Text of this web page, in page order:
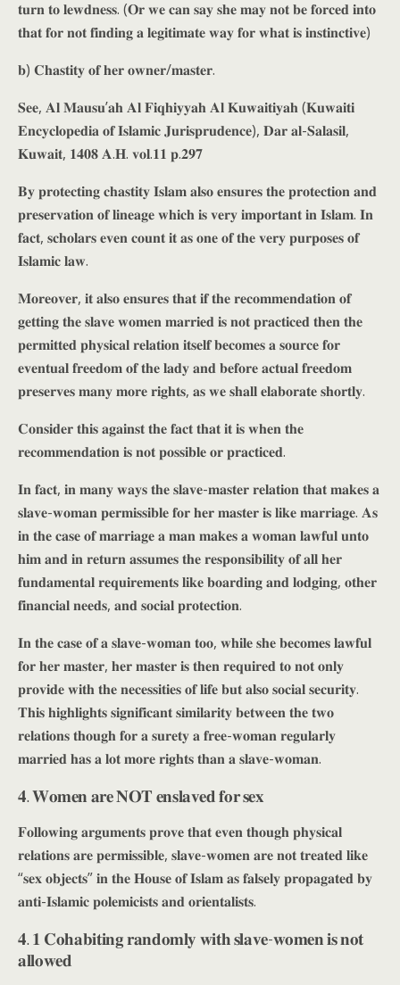
𝐭𝐮𝐫𝐧 𝐭𝐨 𝐥𝐞𝐰𝐝𝐧𝐞𝐬𝐬. (𝐎𝐫 𝐰𝐞 𝐜𝐚𝐧 𝐬𝐚𝐲 𝐬𝐡𝐞 𝐦𝐚𝐲 𝐧𝐨𝐭 𝐛𝐞 𝐟𝐨𝐫𝐜𝐞𝐝 𝐢𝐧𝐭𝐨
𝐭𝐡𝐚𝐭 𝐟𝐨𝐫 𝐧𝐨𝐭 𝐟𝐢𝐧𝐝𝐢𝐧𝐠 𝐚 𝐥𝐞𝐠𝐢𝐭𝐢𝐦𝐚𝐭𝐞 𝐰𝐚𝐲 𝐟𝐨𝐫 𝐰𝐡𝐚𝐭 𝐢𝐬 𝐢𝐧𝐬𝐭𝐢𝐧𝐜𝐭𝐢𝐯𝐞)
𝐛) 𝐂𝐡𝐚𝐬𝐭𝐢𝐭𝐲 𝐨𝐟 𝐡𝐞𝐫 𝐨𝐰𝐧𝐞𝐫/𝐦𝐚𝐬𝐭𝐞𝐫.
𝐒𝐞𝐞, 𝐀𝐥 𝐌𝐚𝐮𝐬𝐮’𝐚𝐡 𝐀𝐥 𝐅𝐢𝐪𝐡𝐢𝐲𝐲𝐚𝐡 𝐀𝐥 𝐊𝐮𝐰𝐚𝐢𝐭𝐢𝐲𝐚𝐡 (𝐊𝐮𝐰𝐚𝐢𝐭𝐢
𝐄𝐧𝐜𝐲𝐜𝐥𝐨𝐩𝐞𝐝𝐢𝐚 𝐨𝐟 𝐈𝐬𝐥𝐚𝐦𝐢𝐜 𝐉𝐮𝐫𝐢𝐬𝐩𝐫𝐮𝐝𝐞𝐧𝐜𝐞), 𝐃𝐚𝐫 𝐚𝐥-𝐒𝐚𝐥𝐚𝐬𝐢𝐥,
𝐊𝐮𝐰𝐚𝐢𝐭, 𝟏𝟒𝟎𝟖 𝐀.𝐇. 𝐯𝐨𝐥.𝟏𝟏 𝐩.𝟐𝟗𝟕
𝐁𝐲 𝐩𝐫𝐨𝐭𝐞𝐜𝐭𝐢𝐧𝐠 𝐜𝐡𝐚𝐬𝐭𝐢𝐭𝐲 𝐈𝐬𝐥𝐚𝐦 𝐚𝐥𝐬𝐨 𝐞𝐧𝐬𝐮𝐫𝐞𝐬 𝐭𝐡𝐞 𝐩𝐫𝐨𝐭𝐞𝐜𝐭𝐢𝐨𝐧 𝐚𝐧𝐝
𝐩𝐫𝐞𝐬𝐞𝐫𝐯𝐚𝐭𝐢𝐨𝐧 𝐨𝐟 𝐥𝐢𝐧𝐞𝐚𝐠𝐞 𝐰𝐡𝐢𝐜𝐡 𝐢𝐬 𝐯𝐞𝐫𝐲 𝐢𝐦𝐩𝐨𝐫𝐭𝐚𝐧𝐭 𝐢𝐧 𝐈𝐬𝐥𝐚𝐦. 𝐈𝐧
𝐟𝐚𝐜𝐭, 𝐬𝐜𝐡𝐨𝐥𝐚𝐫𝐬 𝐞𝐯𝐞𝐧 𝐜𝐨𝐮𝐧𝐭 𝐢𝐭 𝐚𝐬 𝐨𝐧𝐞 𝐨𝐟 𝐭𝐡𝐞 𝐯𝐞𝐫𝐲 𝐩𝐮𝐫𝐩𝐨𝐬𝐞𝐬 𝐨𝐟
𝐈𝐬𝐥𝐚𝐦𝐢𝐜 𝐥𝐚𝐰.
𝐌𝐨𝐫𝐞𝐨𝐯𝐞𝐫, 𝐢𝐭 𝐚𝐥𝐬𝐨 𝐞𝐧𝐬𝐮𝐫𝐞𝐬 𝐭𝐡𝐚𝐭 𝐢𝐟 𝐭𝐡𝐞 𝐫𝐞𝐜𝐨𝐦𝐦𝐞𝐧𝐝𝐚𝐭𝐢𝐨𝐧 𝐨𝐟
𝐠𝐞𝐭𝐭𝐢𝐧𝐠 𝐭𝐡𝐞 𝐬𝐥𝐚𝐯𝐞 𝐰𝐨𝐦𝐞𝐧 𝐦𝐚𝐫𝐫𝐢𝐞𝐝 𝐢𝐬 𝐧𝐨𝐭 𝐩𝐫𝐚𝐜𝐭𝐢𝐜𝐞𝐝 𝐭𝐡𝐞𝐧 𝐭𝐡𝐞
𝐩𝐞𝐫𝐦𝐢𝐭𝐭𝐞𝐝 𝐩𝐡𝐲𝐬𝐢𝐜𝐚𝐥 𝐫𝐞𝐥𝐚𝐭𝐢𝐨𝐧 𝐢𝐭𝐬𝐞𝐥𝐟 𝐛𝐞𝐜𝐨𝐦𝐞𝐬 𝐚 𝐬𝐨𝐮𝐫𝐜𝐞 𝐟𝐨𝐫
𝐞𝐯𝐞𝐧𝐭𝐮𝐚𝐥 𝐟𝐫𝐞𝐞𝐝𝐨𝐦 𝐨𝐟 𝐭𝐡𝐞 𝐥𝐚𝐝𝐲 𝐚𝐧𝐝 𝐛𝐞𝐟𝐨𝐫𝐞 𝐚𝐜𝐭𝐮𝐚𝐥 𝐟𝐫𝐞𝐞𝐝𝐨𝐦
𝐩𝐫𝐞𝐬𝐞𝐫𝐯𝐞𝐬 𝐦𝐚𝐧𝐲 𝐦𝐨𝐫𝐞 𝐫𝐢𝐠𝐡𝐭𝐬, 𝐚𝐬 𝐰𝐞 𝐬𝐡𝐚𝐥𝐥 𝐞𝐥𝐚𝐛𝐨𝐫𝐚𝐭𝐞 𝐬𝐡𝐨𝐫𝐭𝐥𝐲.
𝐂𝐨𝐧𝐬𝐢𝐝𝐞𝐫 𝐭𝐡𝐢𝐬 𝐚𝐠𝐚𝐢𝐧𝐬𝐭 𝐭𝐡𝐞 𝐟𝐚𝐜𝐭 𝐭𝐡𝐚𝐭 𝐢𝐭 𝐢𝐬 𝐰𝐡𝐞𝐧 𝐭𝐡𝐞
𝐫𝐞𝐜𝐨𝐦𝐦𝐞𝐧𝐝𝐚𝐭𝐢𝐨𝐧 𝐢𝐬 𝐧𝐨𝐭 𝐩𝐨𝐬𝐬𝐢𝐛𝐥𝐞 𝐨𝐫 𝐩𝐫𝐚𝐜𝐭𝐢𝐜𝐞𝐝.
𝐈𝐧 𝐟𝐚𝐜𝐭, 𝐢𝐧 𝐦𝐚𝐧𝐲 𝐰𝐚𝐲𝐬 𝐭𝐡𝐞 𝐬𝐥𝐚𝐯𝐞-𝐦𝐚𝐬𝐭𝐞𝐫 𝐫𝐞𝐥𝐚𝐭𝐢𝐨𝐧 𝐭𝐡𝐚𝐭 𝐦𝐚𝐤𝐞𝐬 𝐚
𝐬𝐥𝐚𝐯𝐞-𝐰𝐨𝐦𝐚𝐧 𝐩𝐞𝐫𝐦𝐢𝐬𝐬𝐢𝐛𝐥𝐞 𝐟𝐨𝐫 𝐡𝐞𝐫 𝐦𝐚𝐬𝐭𝐞𝐫 𝐢𝐬 𝐥𝐢𝐤𝐞 𝐦𝐚𝐫𝐫𝐢𝐚𝐠𝐞. 𝐀𝐬
𝐢𝐧 𝐭𝐡𝐞 𝐜𝐚𝐬𝐞 𝐨𝐟 𝐦𝐚𝐫𝐫𝐢𝐚𝐠𝐞 𝐚 𝐦𝐚𝐧 𝐦𝐚𝐤𝐞𝐬 𝐚 𝐰𝐨𝐦𝐚𝐧 𝐥𝐚𝐰𝐟𝐮𝐥 𝐮𝐧𝐭𝐨
𝐡𝐢𝐦 𝐚𝐧𝐝 𝐢𝐧 𝐫𝐞𝐭𝐮𝐫𝐧 𝐚𝐬𝐬𝐮𝐦𝐞𝐬 𝐭𝐡𝐞 𝐫𝐞𝐬𝐩𝐨𝐧𝐬𝐢𝐛𝐢𝐥𝐢𝐭𝐲 𝐨𝐟 𝐚𝐥𝐥 𝐡𝐞𝐫
𝐟𝐮𝐧𝐝𝐚𝐦𝐞𝐧𝐭𝐚𝐥 𝐫𝐞𝐪𝐮𝐢𝐫𝐞𝐦𝐞𝐧𝐭𝐬 𝐥𝐢𝐤𝐞 𝐛𝐨𝐚𝐫𝐝𝐢𝐧𝐠 𝐚𝐧𝐝 𝐥𝐨𝐝𝐠𝐢𝐧𝐠, 𝐨𝐭𝐡𝐞𝐫
𝐟𝐢𝐧𝐚𝐧𝐜𝐢𝐚𝐥 𝐧𝐞𝐞𝐝𝐬, 𝐚𝐧𝐝 𝐬𝐨𝐜𝐢𝐚𝐥 𝐩𝐫𝐨𝐭𝐞𝐜𝐭𝐢𝐨𝐧.
𝐈𝐧 𝐭𝐡𝐞 𝐜𝐚𝐬𝐞 𝐨𝐟 𝐚 𝐬𝐥𝐚𝐯𝐞-𝐰𝐨𝐦𝐚𝐧 𝐭𝐨𝐨, 𝐰𝐡𝐢𝐥𝐞 𝐬𝐡𝐞 𝐛𝐞𝐜𝐨𝐦𝐞𝐬 𝐥𝐚𝐰𝐟𝐮𝐥
𝐟𝐨𝐫 𝐡𝐞𝐫 𝐦𝐚𝐬𝐭𝐞𝐫, 𝐡𝐞𝐫 𝐦𝐚𝐬𝐭𝐞𝐫 𝐢𝐬 𝐭𝐡𝐞𝐧 𝐫𝐞𝐪𝐮𝐢𝐫𝐞𝐝 𝐭𝐨 𝐧𝐨𝐭 𝐨𝐧𝐥𝐲
𝐩𝐫𝐨𝐯𝐢𝐝𝐞 𝐰𝐢𝐭𝐡 𝐭𝐡𝐞 𝐧𝐞𝐜𝐞𝐬𝐬𝐢𝐭𝐢𝐞𝐬 𝐨𝐟 𝐥𝐢𝐟𝐞 𝐛𝐮𝐭 𝐚𝐥𝐬𝐨 𝐬𝐨𝐜𝐢𝐚𝐥 𝐬𝐞𝐜𝐮𝐫𝐢𝐭𝐲.
𝐓𝐡𝐢𝐬 𝐡𝐢𝐠𝐡𝐥𝐢𝐠𝐡𝐭𝐬 𝐬𝐢𝐠𝐧𝐢𝐟𝐢𝐜𝐚𝐧𝐭 𝐬𝐢𝐦𝐢𝐥𝐚𝐫𝐢𝐭𝐲 𝐛𝐞𝐭𝐰𝐞𝐞𝐧 𝐭𝐡𝐞 𝐭𝐰𝐨
𝐫𝐞𝐥𝐚𝐭𝐢𝐨𝐧𝐬 𝐭𝐡𝐨𝐮𝐠𝐡 𝐟𝐨𝐫 𝐚 𝐬𝐮𝐫𝐞𝐭𝐲 𝐚 𝐟𝐫𝐞𝐞-𝐰𝐨𝐦𝐚𝐧 𝐫𝐞𝐠𝐮𝐥𝐚𝐫𝐥𝐲
𝐦𝐚𝐫𝐫𝐢𝐞𝐝 𝐡𝐚𝐬 𝐚 𝐥𝐨𝐭 𝐦𝐨𝐫𝐞 𝐫𝐢𝐠𝐡𝐭𝐬 𝐭𝐡𝐚𝐧 𝐚 𝐬𝐥𝐚𝐯𝐞-𝐰𝐨𝐦𝐚𝐧.
𝟒. 𝐖𝐨𝐦𝐞𝐧 𝐚𝐫𝐞 𝐍𝐎𝐓 𝐞𝐧𝐬𝐥𝐚𝐯𝐞𝐝 𝐟𝐨𝐫 𝐬𝐞𝐱
𝐅𝐨𝐥𝐥𝐨𝐰𝐢𝐧𝐠 𝐚𝐫𝐠𝐮𝐦𝐞𝐧𝐭𝐬 𝐩𝐫𝐨𝐯𝐞 𝐭𝐡𝐚𝐭 𝐞𝐯𝐞𝐧 𝐭𝐡𝐨𝐮𝐠𝐡 𝐩𝐡𝐲𝐬𝐢𝐜𝐚𝐥
𝐫𝐞𝐥𝐚𝐭𝐢𝐨𝐧𝐬 𝐚𝐫𝐞 𝐩𝐞𝐫𝐦𝐢𝐬𝐬𝐢𝐛𝐥𝐞, 𝐬𝐥𝐚𝐯𝐞-𝐰𝐨𝐦𝐞𝐧 𝐚𝐫𝐞 𝐧𝐨𝐭 𝐭𝐫𝐞𝐚𝐭𝐞𝐝 𝐥𝐢𝐤𝐞
“𝐬𝐞𝐱 𝐨𝐛𝐣𝐞𝐜𝐭𝐬” 𝐢𝐧 𝐭𝐡𝐞 𝐇𝐨𝐮𝐬𝐞 𝐨𝐟 𝐈𝐬𝐥𝐚𝐦 𝐚𝐬 𝐟𝐚𝐥𝐬𝐞𝐥𝐲 𝐩𝐫𝐨𝐩𝐚𝐠𝐚𝐭𝐞𝐝 𝐛𝐲
𝐚𝐧𝐭𝐢-𝐈𝐬𝐥𝐚𝐦𝐢𝐜 𝐩𝐨𝐥𝐞𝐦𝐢𝐜𝐢𝐬𝐭𝐬 𝐚𝐧𝐝 𝐨𝐫𝐢𝐞𝐧𝐭𝐚𝐥𝐢𝐬𝐭𝐬.
𝟒. 𝟏 𝐂𝐨𝐡𝐚𝐛𝐢𝐭𝐢𝐧𝐠 𝐫𝐚𝐧𝐝𝐨𝐦𝐥𝐲 𝐰𝐢𝐭𝐡 𝐬𝐥𝐚𝐯𝐞-𝐰𝐨𝐦𝐞𝐧 𝐢𝐬 𝐧𝐨𝐭
𝐚𝐥𝐥𝐨𝐰𝐞𝐝